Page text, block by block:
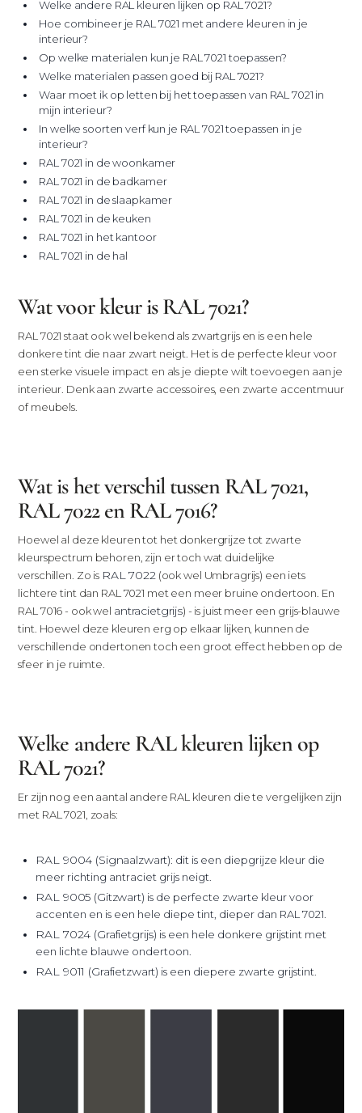
Welke andere RAL kleuren lijken op RAL 7021?
Hoe combineer je RAL 7021 met andere kleuren in je
interieur?
Op welke materialen kun je RAL 7021 toepassen?
Welke materialen passen goed bij RAL 7021?
Waar moet ik op letten bij het toepassen van RAL 7021 in
mijn interieur?
In welke soorten verf kun je RAL 7021 toepassen in je
interieur?
RAL 7021 in de woonkamer
RAL 7021 in de badkamer
RAL 7021 in de slaapkamer
RAL 7021 in de keuken
RAL 7021 in het kantoor
RAL 7021 in de hal
Wat voor kleur is RAL 7021?
RAL 7021 staat ook wel bekend als zwartgrijs en is een hele
donkere tint die naar zwart neigt. Het is de perfecte kleur voor
een sterke visuele impact en als je diepte wilt toevoegen aan je
interieur. Denk aan zwarte accessoires, een zwarte accentmuur
of meubels.
Wat is het verschil tussen RAL 7021,
RAL 7022 en RAL 7016?
Hoewel al deze kleuren tot het donkergrijze tot zwarte
kleurspectrum behoren, zijn er toch wat duidelijke
verschillen. Zo is RAL 7022(ook wel Umbragrijs) een iets
lichtere tint dan RAL 7021 met een meer bruine ondertoon. En
RAL 7016 - ook wel antracietgrijs) - is juist meer een grijs-blauwe
tint. Hoewel deze kleuren erg op elkaar lijken, kunnen de
verschillende ondertonen toch een groot effect hebben op de
sfeer in je ruimte.
Welke andere RAL kleuren lijken op
RAL 7021?
Er zijn nog een aantal andere RAL kleuren die te vergelijken zijn
met RAL 7021, zoals:
RAL 9004 (Signaalzwart): dit is een diepgrijze kleur die
meer richting antraciet grijs neigt.
RAL 9005 (Gitzwart) is de perfecte zwarte kleur voor
accenten en is een hele diepe tint, dieper dan RAL 7021.
RAL 7024 (Grafietgrijs) is een hele donkere grijstint met
een lichte blauwe ondertoon.
RAL 9011 (Grafietzwart) is een diepere zwarte grijstint.